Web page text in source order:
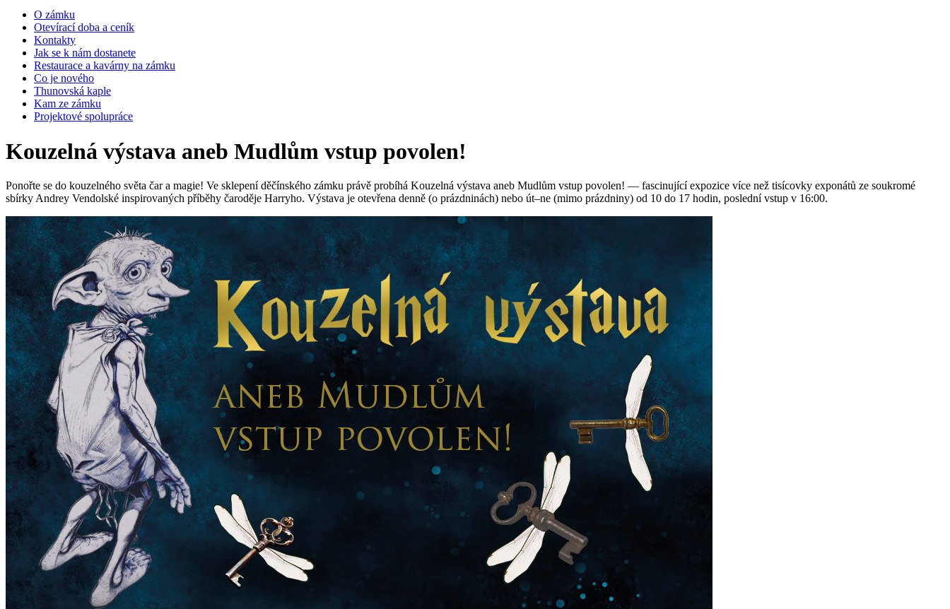
O zámku
Otevírací doba a ceník
Kontakty
Jak se k nám dostanete
Restaurace a kavárny na zámku
Co je nového
Thunovská kaple
Kam ze zámku
Projektové spolupráce
Kouzelná výstava aneb Mudlům vstup povolen!
Ponořte se do kouzelného světa čar a magie! Ve sklepení děčínského zámku právě probíhá Kouzelná výstava aneb Mudlům vstup povolen! — fascinující expozice více než tisícovky exponátů ze soukromé
sbírky Andrey Vendolské inspirovaných příběhy čaroděje Harryho. Výstava je otevřena denně (o prázdninách) nebo út–ne (mimo prázdniny) od 10 do 17 hodin, poslední vstup v 16:00.